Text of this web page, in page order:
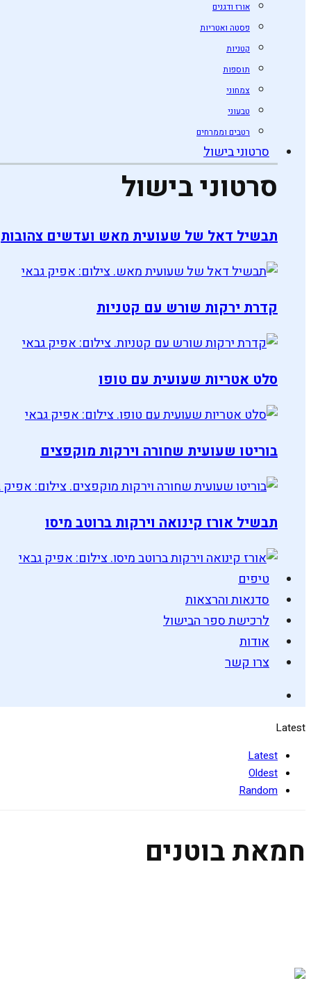
אורז ודגנים
פסטה ואטריות
קטניות
תוספות
צמחוני
טבעוני
רטבים וממרחים
סרטוני בישול
סרטוני בישול
תבשיל דאל של שעועית מאש ועדשים צהובות
קדרת ירקות שורש עם קטניות
סלט אטריות שעועית עם טופו
בוריטו שעועית שחורה וירקות מוקפצים
תבשיל אורז קינואה וירקות ברוטב מיסו
טיפים
סדנאות והרצאות
לרכישת ספר הבישול
אודות
צרו קשר
Latest
Latest
Oldest
Random
חמאת בוטנים